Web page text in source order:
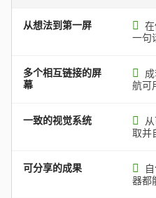
从想法到第一屏 
一句
多个相互链接的屏
幕

航可
一致的视觉系统 
取并
可分享的成果 
器都